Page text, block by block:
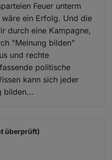
Feuer unterm
ein Erfolg. Und die
durch eine Kampagne,
"Meinung bilden"
und rechte
politische
kann sich jeder
bilden...
überprüft)